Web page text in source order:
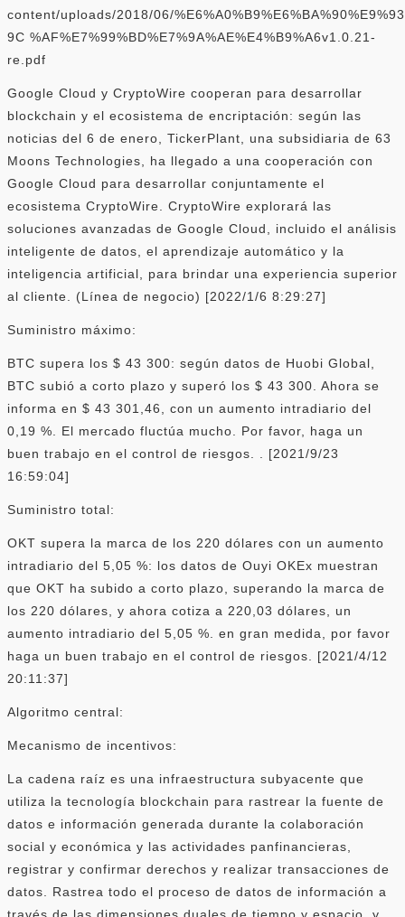
content/uploads/2018/06/
9C %AF%E7%99%BD%E7%9A%AE%E4%B9%A6v1.0.21-
re.pdf
Google Cloud y CryptoWire cooperan para desarrollar
blockchain y el ecosistema de encriptación: según las
noticias del 6 de enero, TickerPlant, una subsidiaria de 63
Moons Technologies, ha llegado a una cooperación con
Google Cloud para desarrollar conjuntamente el
ecosistema CryptoWire. CryptoWire explorará las
soluciones avanzadas de Google Cloud, incluido el análisis
inteligente de datos, el aprendizaje automático y la
inteligencia artificial, para brindar una experiencia superior
al cliente. (Línea de negocio) [2022/1/6 8:29:27]
Suministro máximo:
BTC supera los $ 43 300: según datos de Huobi Global,
BTC subió a corto plazo y superó los $ 43 300. Ahora se
informa en $ 43 301,46, con un aumento intradiario del
0,19 %. El mercado fluctúa mucho. Por favor, haga un
buen trabajo en el control de riesgos. . [2021/9/23
16:59:04]
Suministro total:
OKT supera la marca de los 220 dólares con un aumento
intradiario del 5,05 %: los datos de Ouyi OKEx muestran
que OKT ha subido a corto plazo, superando la marca de
los 220 dólares, y ahora cotiza a 220,03 dólares, un
aumento intradiario del 5,05 %. en gran medida, por favor
haga un buen trabajo en el control de riesgos. [2021/4/12
20:11:37]
Algoritmo central:
Mecanismo de incentivos:
La cadena raíz es una infraestructura subyacente que
utiliza la tecnología blockchain para rastrear la fuente de
datos e información generada durante la colaboración
social y económica y las actividades panfinancieras,
registrar y confirmar derechos y realizar transacciones de
datos. Rastrea todo el proceso de datos de información a